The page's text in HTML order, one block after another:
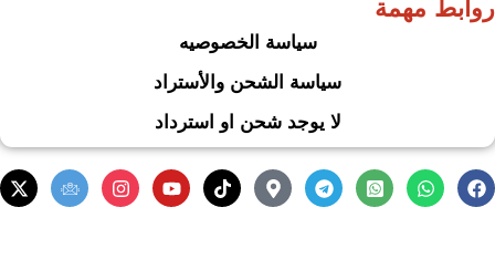
روابط مهمة
سياسة الخصوصيه
سياسة الشحن والأستراد
لا يوجد شحن او استرداد